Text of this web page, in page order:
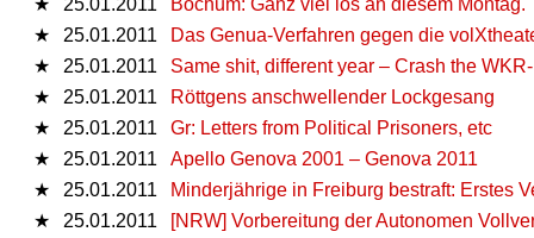
★
25.01.2011
Das Genua-Verfahren gegen die
★
25.01.2011
Same shit, different year – Crash the
★
25.01.2011
Röttgens anschwellender Lockgesang
★
25.01.2011
Gr: Letters from Political Prisoners, etc
★
25.01.2011
Apello Genova 2001 – Genova 2011
★
25.01.2011
Minderjährige in Freiburg bestraft: Erstes
★
25.01.2011
[NRW] Vorbereitung der Autonomen